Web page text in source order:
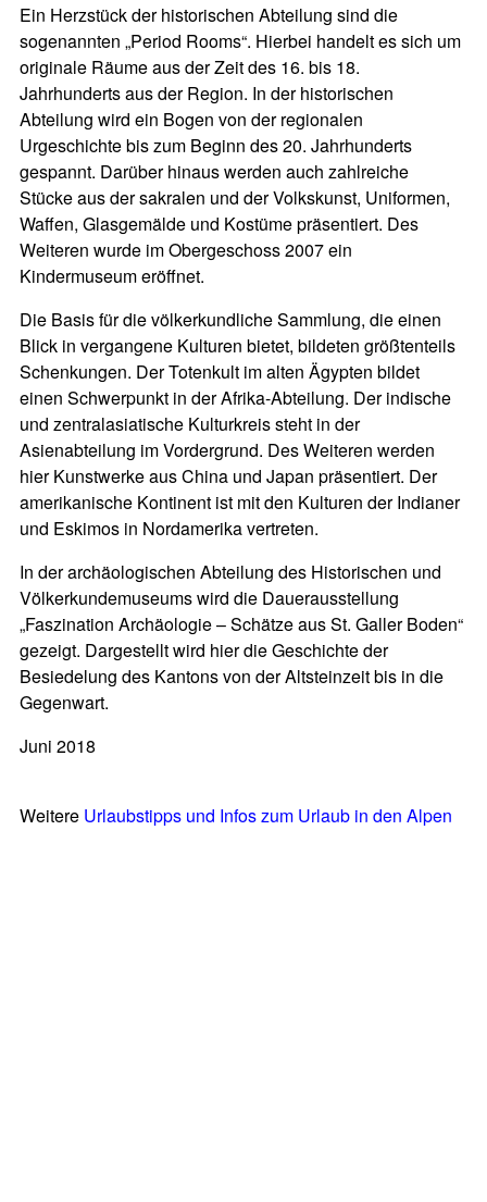
Ein Herzstück der historischen Abteilung sind die
sogenannten „Period Rooms“. Hierbei handelt es sich um
originale Räume aus der Zeit des 16. bis 18.
Jahrhunderts aus der Region. In der historischen
Abteilung wird ein Bogen von der regionalen
Urgeschichte bis zum Beginn des 20. Jahrhunderts
gespannt. Darüber hinaus werden auch zahlreiche
Stücke aus der sakralen und der Volkskunst, Uniformen,
Waffen, Glasgemälde und Kostüme präsentiert. Des
Weiteren wurde im Obergeschoss 2007 ein
Kindermuseum eröffnet.
Die Basis für die völkerkundliche Sammlung, die einen
Blick in vergangene Kulturen bietet, bildeten größtenteils
Schenkungen. Der Totenkult im alten Ägypten bildet
einen Schwerpunkt in der Afrika-Abteilung. Der indische
und zentralasiatische Kulturkreis steht in der
Asienabteilung im Vordergrund. Des Weiteren werden
hier Kunstwerke aus China und Japan präsentiert. Der
amerikanische Kontinent ist mit den Kulturen der Indianer
und Eskimos in Nordamerika vertreten.
In der archäologischen Abteilung des Historischen und
Völkerkundemuseums wird die Dauerausstellung
„Faszination Archäologie – Schätze aus St. Galler Boden“
gezeigt. Dargestellt wird hier die Geschichte der
Besiedelung des Kantons von der Altsteinzeit bis in die
Gegenwart.
Juni 2018
Weitere Urlaubstipps und Infos zum Urlaub in den Alpen